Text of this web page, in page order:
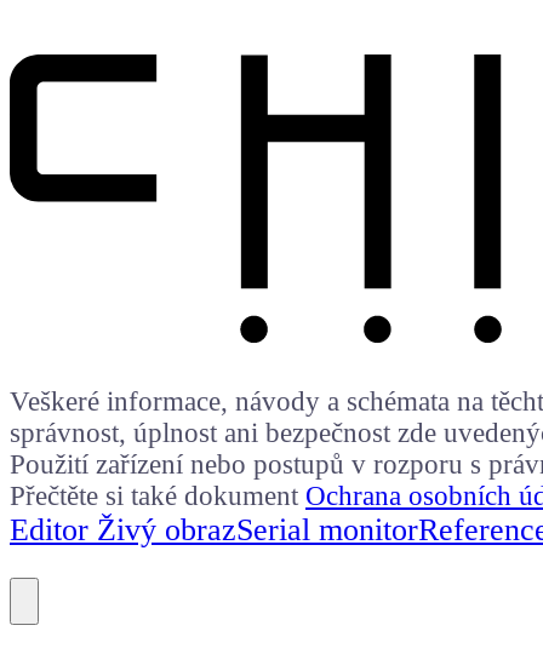
Veškeré informace, návody a schémata na
správnost, úplnost ani bezpečnost zde
Použití zařízení nebo postupů v rozporu s
Přečtěte si také dokument Ochrana osobních
Editor Živý obrazSerial monitor